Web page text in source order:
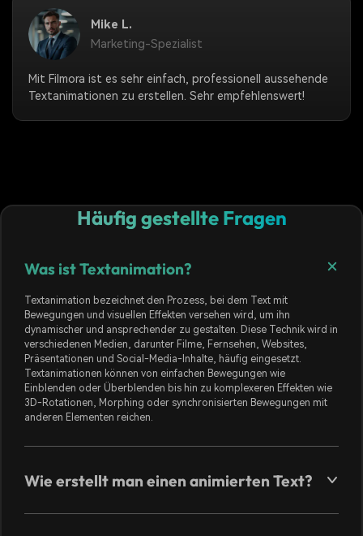
Mike L.
Marketing-Spezialist
Mit Filmora ist es sehr einfach, professionell aussehende
Textanimationen zu erstellen. Sehr empfehlenswert!
Häufig gestellte Fragen
Was ist Textanimation?
Textanimation bezeichnet den Prozess, bei dem Text mit
Bewegungen und visuellen Effekten versehen wird, um ihn
dynamischer und ansprechender zu gestalten. Diese Technik wird in
verschiedenen Medien, darunter Filme, Fernsehen, Websites,
Präsentationen und Social-Media-Inhalte, häufig eingesetzt.
Textanimationen können von einfachen Bewegungen wie
Einblenden oder Überblenden bis hin zu komplexeren Effekten wie
3D-Rotationen, Morphing oder synchronisierten Bewegungen mit
anderen Elementen reichen.
Wie erstellt man einen animierten Text?